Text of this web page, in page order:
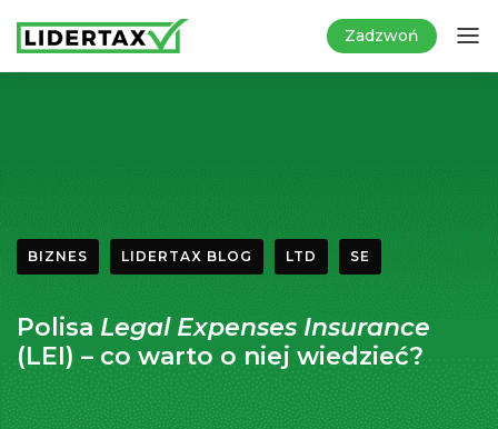
Zadzwoń
BIZNES LIDERTAX BLOG LTD SE
Polisa Legal Expenses Insurance
(LEI) – co warto o niej wiedzieć?